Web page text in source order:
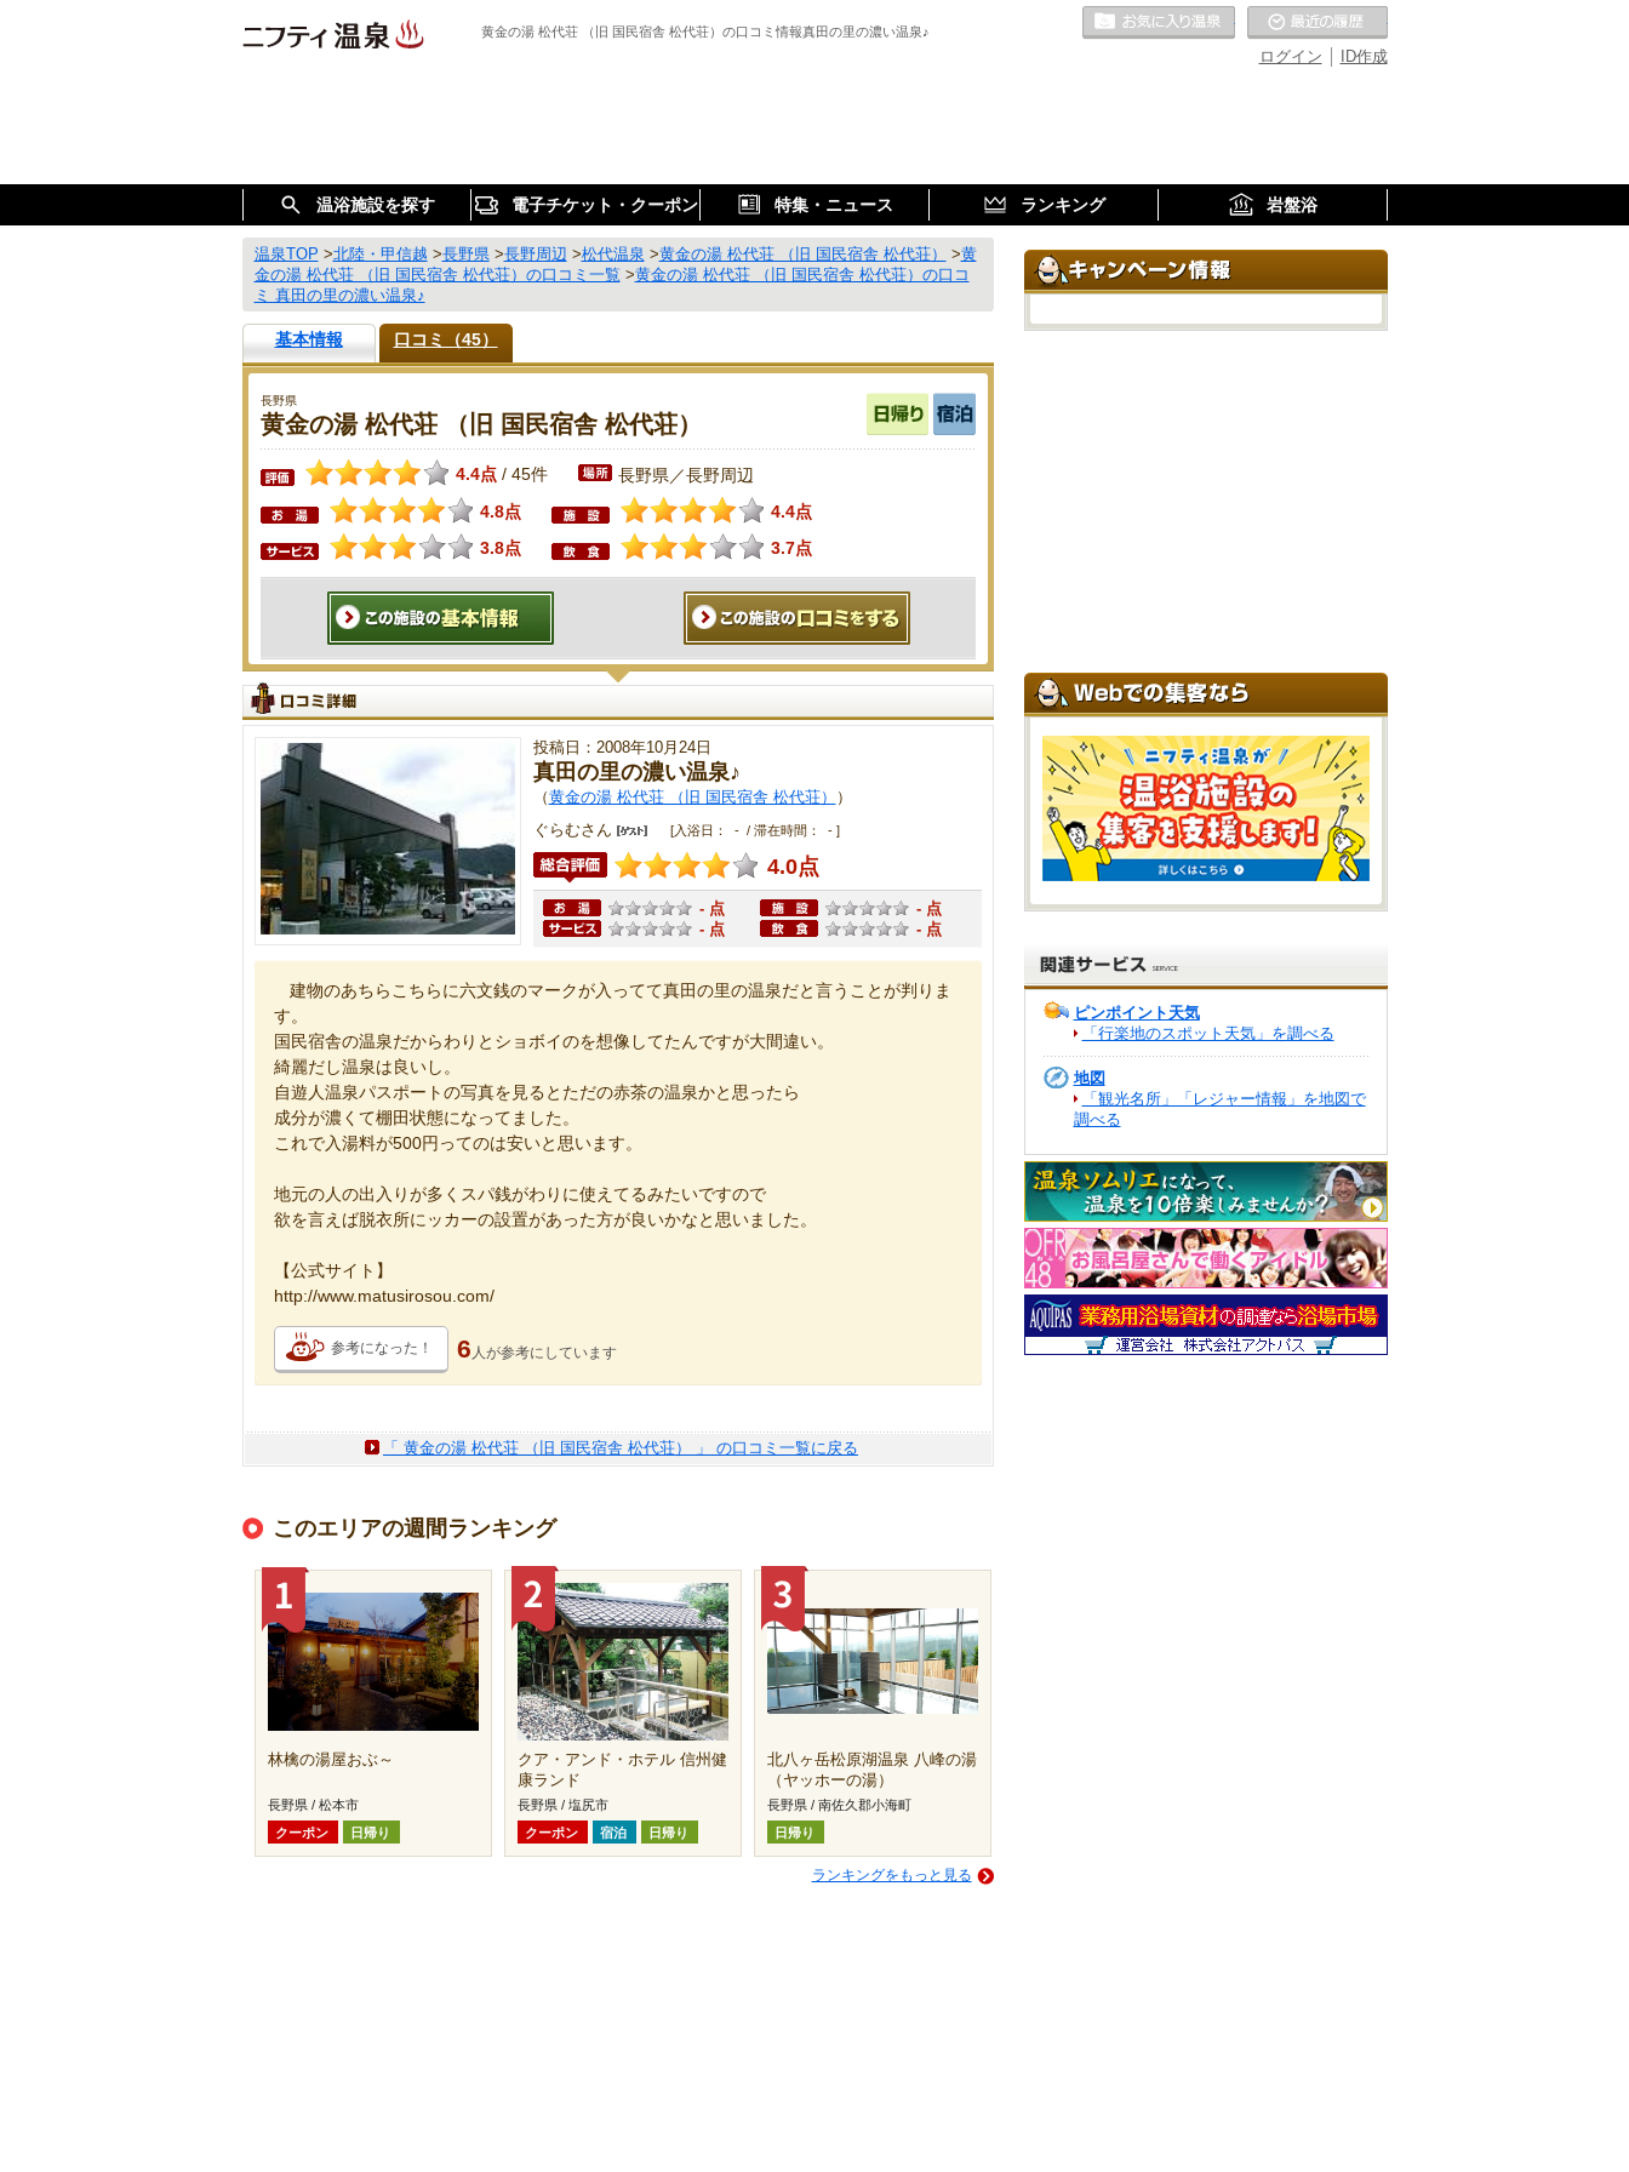
黄金の湯 松代荘 （旧 国民宿舎 松代荘）の口コミ情報真田の里の濃い温泉♪
ID作成
ログイン
お気に入りの温泉
温浴施設を探す 電子チケット・クーポン 特集・ニュース ランキング 岩盤浴
温泉TOP >北陸・甲信越 >長野県>長野周辺 >松代温泉 >黄金の湯 松代荘 （旧 国民宿舎 松代荘） >黄
金の湯 松代荘 （旧 国民宿舎 松代荘）の口コミ一覧 >黄金の湯 松代荘 （旧 国民宿舎 松代荘）の口コ
ミ 真田の里の濃い温泉♪
基本情報 口コミ（45）
長野県
黄金の湯 松代荘 （旧 国民宿舎 松代荘）
4.4点 / 45件 長野県／長野周辺
4.8点
4.4点
3.8点
3.7点
投稿日：2008年10月24日
真田の里の濃い温泉♪
（黄金の湯 松代荘 （旧 国民宿舎 松代荘）
）
ぐらむさん
[入浴日： - / 滞在時間： - ]
4.0点
- 点
- 点
- 点
- 点
建物のあちらこちらに六文銭のマークが入ってて真田の里の温泉だと言うことが判りま
す。
国民宿舎の温泉だからわりとショボイのを想像してたんですが大間違い。
綺麗だし温泉は良いし。
自遊人温泉パスポートの写真を見るとただの赤茶の温泉かと思ったら
成分が濃くて棚田状態になってました。
これで入湯料が500円ってのは安いと思います。
地元の人の出入りが多くスパ銭がわりに使えてるみたいですので
欲を言えば脱衣所にッカーの設置があった方が良いかなと思いました。
【公式サイト】
http://www.matusirosou.com/
参考になった！ 6 人が参考にしています
「 黄金の湯 松代荘 （旧 国民宿舎 松代荘） 」 の口コミ一覧に戻る
このエリアの週間ランキング
林檎の湯屋おぶ～
長野県 / 松本市
クーポン
日帰り
クア・アンド・ホテル 信州健
康ランド
長野県 / 塩尻市
クーポン
宿泊 日帰り
北八ヶ岳松原湖温泉 八峰の湯
（ヤッホーの湯）
長野県 / 南佐久郡小海町
日帰り
ランキングをもっと見る
ピンポイント天気
「行楽地のスポット天気」を調べる
地図
「観光名所」「レジャー情報」を地図で
調べる